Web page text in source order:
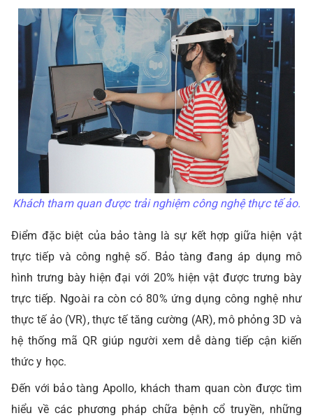
Khách tham quan được trải nghiệm công nghệ thực tế ảo.
Điểm đặc biệt của bảo tàng là sự kết hợp giữa hiện vật
trực tiếp và công nghệ số. Bảo tàng đang áp dụng mô
hình trưng bày hiện đại với 20% hiện vật được trưng bày
trực tiếp. Ngoài ra còn có 80% ứng dụng công nghệ như
thực tế ảo (VR), thực tế tăng cường (AR), mô phỏng 3D và
hệ thống mã QR giúp người xem dễ dàng tiếp cận kiến
thức y học.
Đến với bảo tàng Apollo, khách tham quan còn được tìm
hiểu về các phương pháp chữa bệnh cổ truyền, những